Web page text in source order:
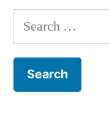
Search
for: